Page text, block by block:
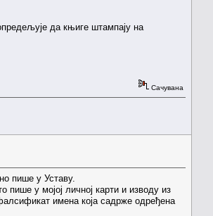
да књиге штампају на
Сачувана
пише у Уставу.
у мојој личној карти и изводу из
имена која садрже одређена